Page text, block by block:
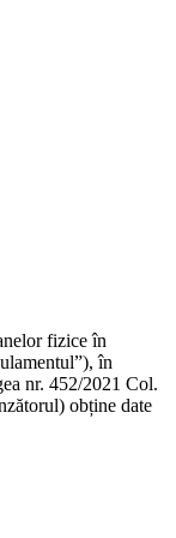
fizice în
în
nr. 452/2021 Col.
obține date